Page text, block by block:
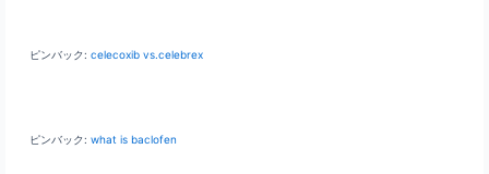
ピンバック: celecoxib vs.celebrex
ピンバック: what is baclofen